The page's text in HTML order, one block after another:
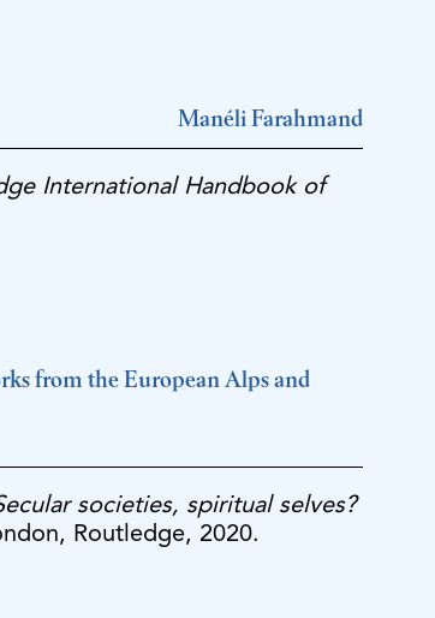
Manéli Farahmand
International Handbook of
from the European Alps and
societies, spiritual selves?
Routledge, 2020.